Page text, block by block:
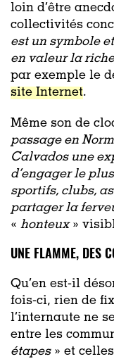
loin d’être
collectivités
est un symbole
en valeur la
par exemple le
site Internet.
Même son de
passage en
Calvados une
d’engager le
sportifs, clubs,
partager la
« honteux»
UNE FLAMME, DES
Qu’en est-il
fois-ci, rien de
l’internaute ne
entre les
étapes» et